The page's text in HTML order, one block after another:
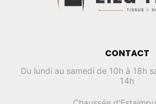
CONTACT
Du lundi au samedi de 10h à 18h
14h